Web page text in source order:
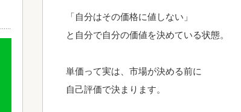
「自分はその価格に値しない」
と自分で自分の価値を決めている状態。
単価って実は、市場が決める前に
自己評価で決まります。